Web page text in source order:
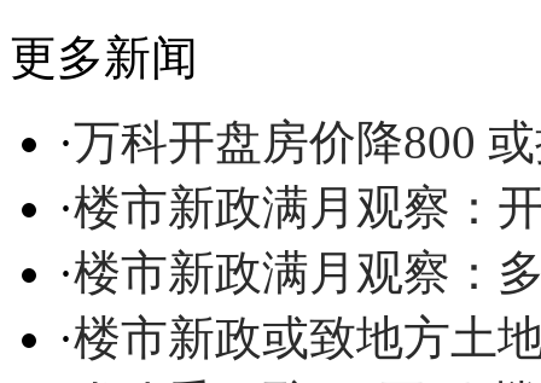
更多新闻
·万科开盘房价降800
·楼市新政满月观察：
·楼市新政满月观察：
·楼市新政或致地方土